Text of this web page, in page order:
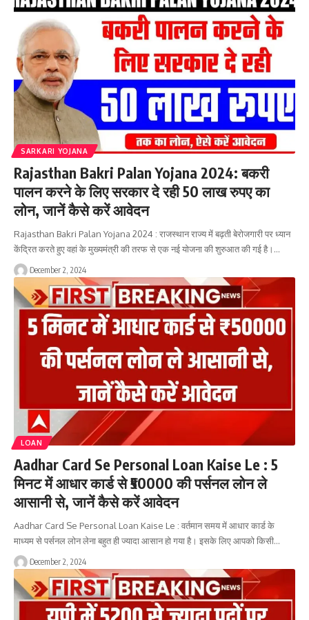
SARKARI YOJANA
Rajasthan Bakri Palan Yojana 2024: बकरी
पालन करने के लिए सरकार दे रही 50 लाख रुपए का
लोन, जानें कैसे करें आवेदन
Rajasthan Bakri Palan Yojana 2024 : राजस्थान राज्य में बढ़ती बेरोजगारी पर ध्यान
केंद्रित करते हुए वहां के मुख्यमंत्री की तरफ से एक नई योजना की शुरुआत की गई है।…
December 2, 2024
LOAN
Aadhar Card Se Personal Loan Kaise Le : 5
मिनट में आधार कार्ड से ₹50000 की पर्सनल लोन ले
आसानी से, जानें कैसे करें आवेदन
Aadhar Card Se Personal Loan Kaise Le : वर्तमान समय में आधार कार्ड के
माध्यम से पर्सनल लोन लेना बहुत ही ज्यादा आसान हो गया है। इसके लिए आपको किसी…
December 2, 2024